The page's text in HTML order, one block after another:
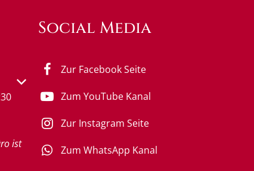
Schließzeiten auszublenden
ist
Social Media
Zur Facebook Seite
Zum YouTube Kanal
Zur Instagram Seite
Zum WhatsApp Kanal